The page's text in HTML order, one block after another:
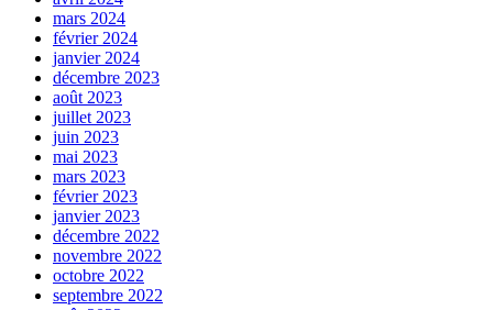
mars 2024
février 2024
janvier 2024
décembre 2023
août 2023
juillet 2023
juin 2023
mai 2023
mars 2023
février 2023
janvier 2023
décembre 2022
novembre 2022
octobre 2022
septembre 2022